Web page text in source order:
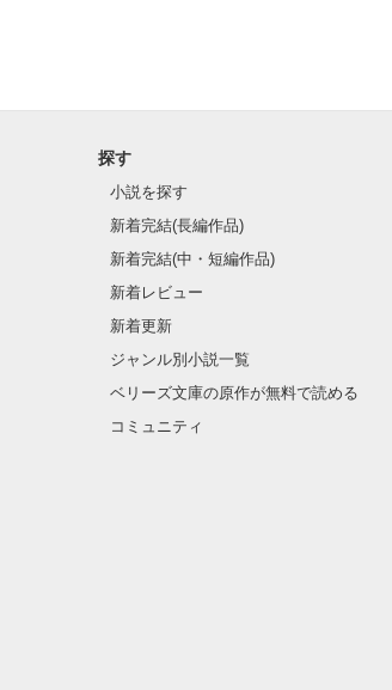
探す
小説を探す
新着完結(長編作品)
新着完結(中・短編作品)
新着レビュー
新着更新
ジャンル別小説一覧
ベリーズ文庫の原作が無料で読める
コミュニティ